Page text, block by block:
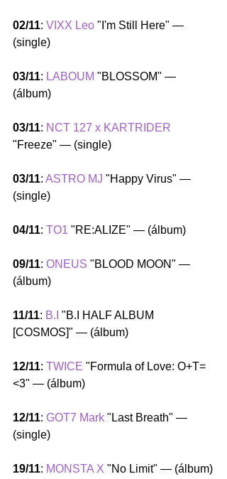
02/11: VIXX Leo "I'm Still Here" —
(single)
03/11: LABOUM "BLOSSOM" —
(álbum)
03/11: NCT 127 x KARTRIDER
"Freeze" — (single)
03/11: ASTRO MJ "Happy Virus" —
(single)
04/11: TO1 "RE:ALIZE" — (álbum)
09/11: ONEUS "BLOOD MOON" —
(álbum)
11/11: B.I "B.I HALF ALBUM
[COSMOS]" — (álbum)
12/11: TWICE "Formula of Love: O+T=
<3" — (álbum)
12/11: GOT7 Mark "Last Breath" —
(single)
19/11: MONSTA X "No Limit" — (álbum)